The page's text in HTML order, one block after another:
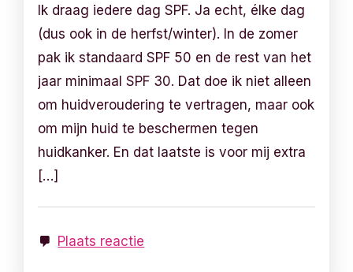
Ik draag iedere dag SPF. Ja echt, élke dag
(dus ook in de herfst/winter). In de zomer
pak ik standaard SPF 50 en de rest van het
jaar minimaal SPF 30. Dat doe ik niet alleen
om huidveroudering te vertragen, maar ook
om mijn huid te beschermen tegen
huidkanker. En dat laatste is voor mij extra
[…]
Plaats reactie